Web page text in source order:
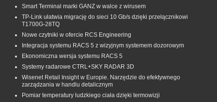
Smart Terminal marki GANZ w walce z wirusem
TP-Link ułatwia migrację do sieci 10 Gb/s dzięki przełącznikowi
T1700G‑28TQ
Nowe czytniki w ofercie RCS Engineering
Integracja systemu RACS 5 z wizyjnym systemem dozorowym
Ekonomiczna wersja systemu RACS 5
Systemy radarowe CTRL+SKY RADAR 3D
Wisenet Retail Insight w Europie. Narzędzie do efektywnego
zarządzania w handlu detalicznym
Pomiar temperatury ludzkiego ciała dzięki termowizji